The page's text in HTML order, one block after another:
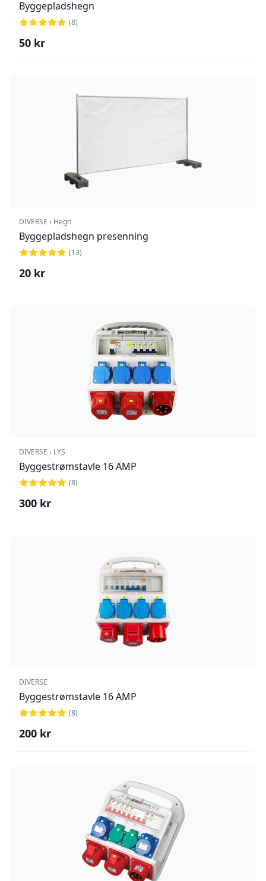
Byggepladshegn
(8)
50 kr
DIVERSE › Hegn
Byggepladshegn presenning
(13)
20 kr
DIVERSE › LYS
Byggestrømstavle 16 AMP
(8)
300 kr
DIVERSE
Byggestrømstavle 16 AMP
(8)
200 kr